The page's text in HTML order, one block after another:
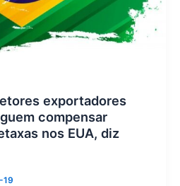
exportadores
compensar
nos EUA, diz
19